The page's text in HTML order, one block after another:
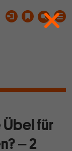
Übel für
– 2